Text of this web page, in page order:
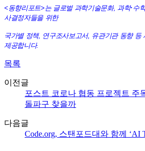
<동향리포트>는 글로벌 과학기술문화, 과학·수
사결정자들을 위한
국가별 정책, 연구조사보고서, 유관기관 동향 등
제공합니다.
목록
이전글
포스트 코로나 협동 프로젝트 주
돌파구 찾을까
다음글
Code.org, 스탠포드대와 함께 ‘AI